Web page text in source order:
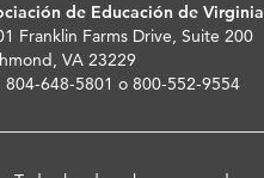
de Educación de Virginia
Franklin Farms Drive, Suite 200
VA 23229
804-648-5801 o 800-552-9554